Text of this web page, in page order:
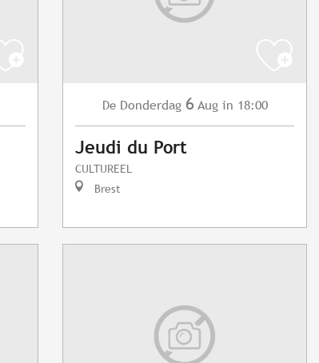
De Donderdag 6 Aug in 18:00
Jeudi du Port
CULTUREEL
Brest